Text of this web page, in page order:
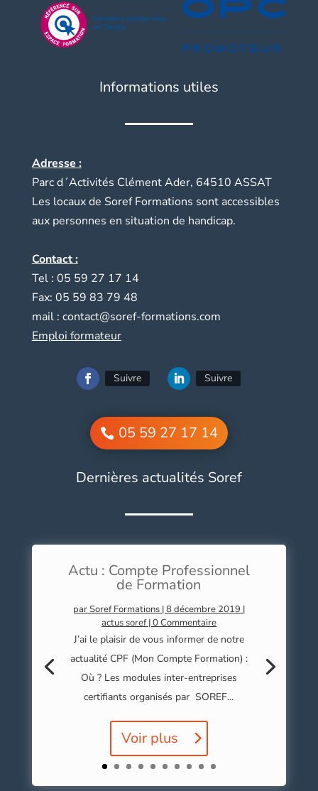
Informations utiles
Adresse :
Parc d´Activités Clément Ader, 64510 ASSAT
Les locaux de Soref Formations sont accessibles
aux personnes en situation de handicap.
Contact :
Tel : 05 59 27 17 14
Fax: 05 59 83 79 48
mail : contact@soref-formations.com
Emploi formateur
Suivre Suivre
05 59 27 17 14
Dernières actualités Soref
Actu : Compte Professionnel
de Formation
parSoref Formations|8 décembre 2019 |
actus soref| 0 Commentaire
J’ai le plaisir de vous informer de notre
actualité CPF (Mon Compte Formation) :
Où ? Les modules inter-entreprises
certifiants organisés par SOREF...
Voir plus